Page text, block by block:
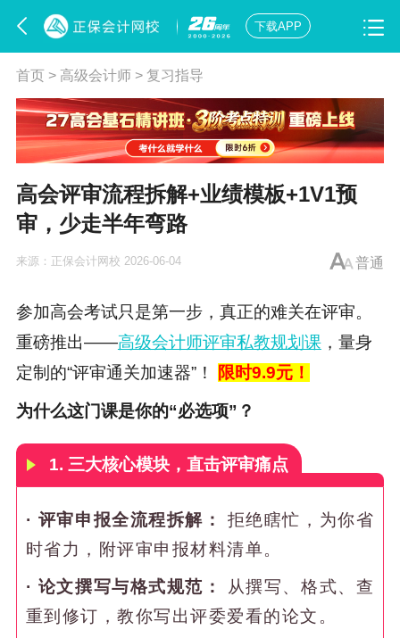
下载APP
首页> 高级会计师> 复习指导
高会评审流程拆解+业绩模板+1V1预
审，少走半年弯路
普通
来源： 正保会计网校 2026-06-04
参加高会考试只是第一步，真正的难关在评审。
重磅推出——高级会计师评审私教规划课，量身
定制的“评审通关加速器”！
限时9.9元！
为什么这门课是你的“必选项”？
1. 三大核心模块，直击评审痛点
· 评审申报全流程拆解：
拒绝瞎忙，为你省
时省力，附评审申报材料清单。
· 论文撰写与格式规范：
从撰写、格式、查
重到修订，教你写出评委爱看的论文。